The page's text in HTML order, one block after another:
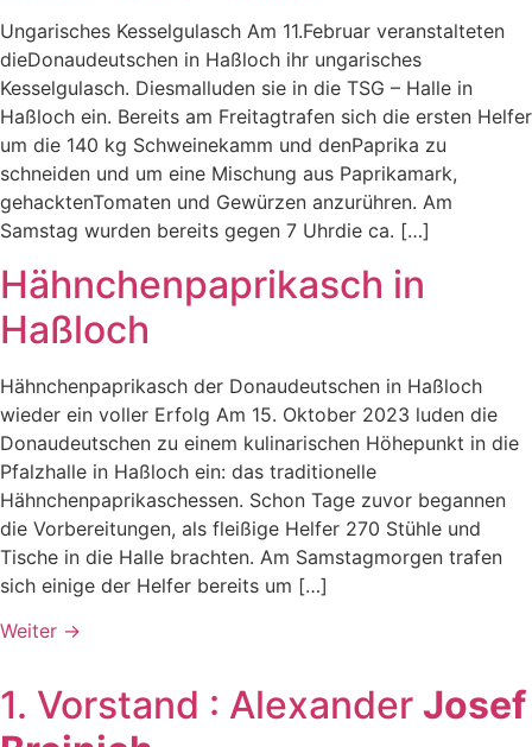
Ungarisches Kesselgulasch Am 11.Februar veranstalteten
dieDonaudeutschen in Haßloch ihr ungarisches
Kesselgulasch. Diesmalluden sie in die TSG – Halle in
Haßloch ein. Bereits am Freitagtrafen sich die ersten Helfer
um die 140 kg Schweinekamm und denPaprika zu
schneiden und um eine Mischung aus Paprikamark,
gehacktenTomaten und Gewürzen anzurühren. Am
Samstag wurden bereits gegen 7 Uhrdie ca. […]
Hähnchenpaprikasch in
Haßloch
Hähnchenpaprikasch der Donaudeutschen in Haßloch
wieder ein voller Erfolg Am 15. Oktober 2023 luden die
Donaudeutschen zu einem kulinarischen Höhepunkt in die
Pfalzhalle in Haßloch ein: das traditionelle
Hähnchenpaprikaschessen. Schon Tage zuvor begannen
die Vorbereitungen, als fleißige Helfer 270 Stühle und
Tische in die Halle brachten. Am Samstagmorgen trafen
sich einige der Helfer bereits um […]
Weiter →
1. Vorstand : Alexander Josef